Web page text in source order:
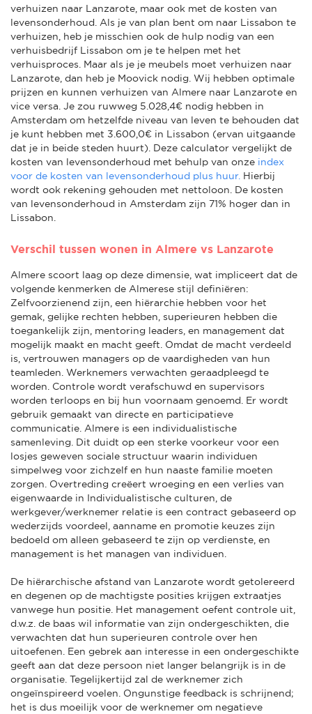
verhuizen naar Lanzarote, maar ook met de kosten van
levensonderhoud. Als je van plan bent om naar Lissabon te
verhuizen, heb je misschien ook de hulp nodig van een
verhuisbedrijf Lissabon om je te helpen met het
verhuisproces. Maar als je je meubels moet verhuizen naar
Lanzarote, dan heb je Moovick nodig. Wij hebben optimale
prijzen en kunnen verhuizen van Almere naar Lanzarote en
vice versa. Je zou ruwweg 5.028,4€ nodig hebben in
Amsterdam om hetzelfde niveau van leven te behouden dat
je kunt hebben met 3.600,0€ in Lissabon (ervan uitgaande
dat je in beide steden huurt). Deze calculator vergelijkt de
kosten van levensonderhoud met behulp van onze index
voor de kosten van levensonderhoud plus huur. Hierbij
wordt ook rekening gehouden met nettoloon. De kosten
van levensonderhoud in Amsterdam zijn 71% hoger dan in
Lissabon.
Verschil tussen wonen in Almere vs Lanzarote
Almere scoort laag op deze dimensie, wat impliceert dat de
volgende kenmerken de Almerese stijl definiëren:
Zelfvoorzienend zijn, een hiërarchie hebben voor het
gemak, gelijke rechten hebben, superieuren hebben die
toegankelijk zijn, mentoring leaders, en management dat
mogelijk maakt en macht geeft. Omdat de macht verdeeld
is, vertrouwen managers op de vaardigheden van hun
teamleden. Werknemers verwachten geraadpleegd te
worden. Controle wordt verafschuwd en supervisors
worden terloops en bij hun voornaam genoemd. Er wordt
gebruik gemaakt van directe en participatieve
communicatie. Almere is een individualistische
samenleving. Dit duidt op een sterke voorkeur voor een
losjes geweven sociale structuur waarin individuen
simpelweg voor zichzelf en hun naaste familie moeten
zorgen. Overtreding creëert wroeging en een verlies van
eigenwaarde in Individualistische culturen, de
werkgever/werknemer relatie is een contract gebaseerd op
wederzijds voordeel, aanname en promotie keuzes zijn
bedoeld om alleen gebaseerd te zijn op verdienste, en
management is het managen van individuen.
De hiërarchische afstand van Lanzarote wordt getolereerd
en degenen op de machtigste posities krijgen extraatjes
vanwege hun positie. Het management oefent controle uit,
d.w.z. de baas wil informatie van zijn ondergeschikten, die
verwachten dat hun superieuren controle over hen
uitoefenen. Een gebrek aan interesse in een ondergeschikte
geeft aan dat deze persoon niet langer belangrijk is in de
organisatie. Tegelijkertijd zal de werknemer zich
ongeïnspireerd voelen. Ongunstige feedback is schrijnend;
het is dus moeilijk voor de werknemer om negatieve